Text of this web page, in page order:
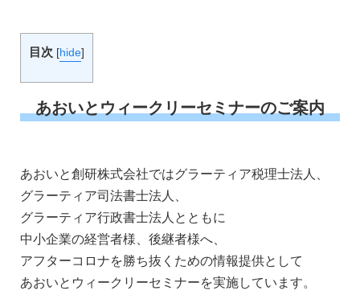
目次 [hide]
あおいとウィークリーセミナーのご案内
あおいと創研株式会社ではグラーティア税理士法人、
グラーティア司法書士法人、
グラーティア行政書士法人とともに
中小企業の経営者様、後継者様へ、
アフターコロナを勝ち抜くための情報提供として
あおいとウィークリーセミナーを実施しています。